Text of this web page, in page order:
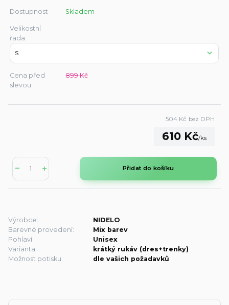
Dostupnost Skladem
Velikostní
řada
Cena před
slevou
899 Kč
610 Kč/ks
504 Kč bez DPH
Přidat do košíku
Výrobce:
NIDELO
Barevné provedení:
Mix barev
Pohlaví:
Unisex
Varianta:
krátký rukáv (dres+trenky)
Možnost potisku:
dle vašich požadavků